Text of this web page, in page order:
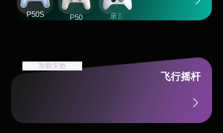
P50S P50 承影
加载失败
飞行摇杆